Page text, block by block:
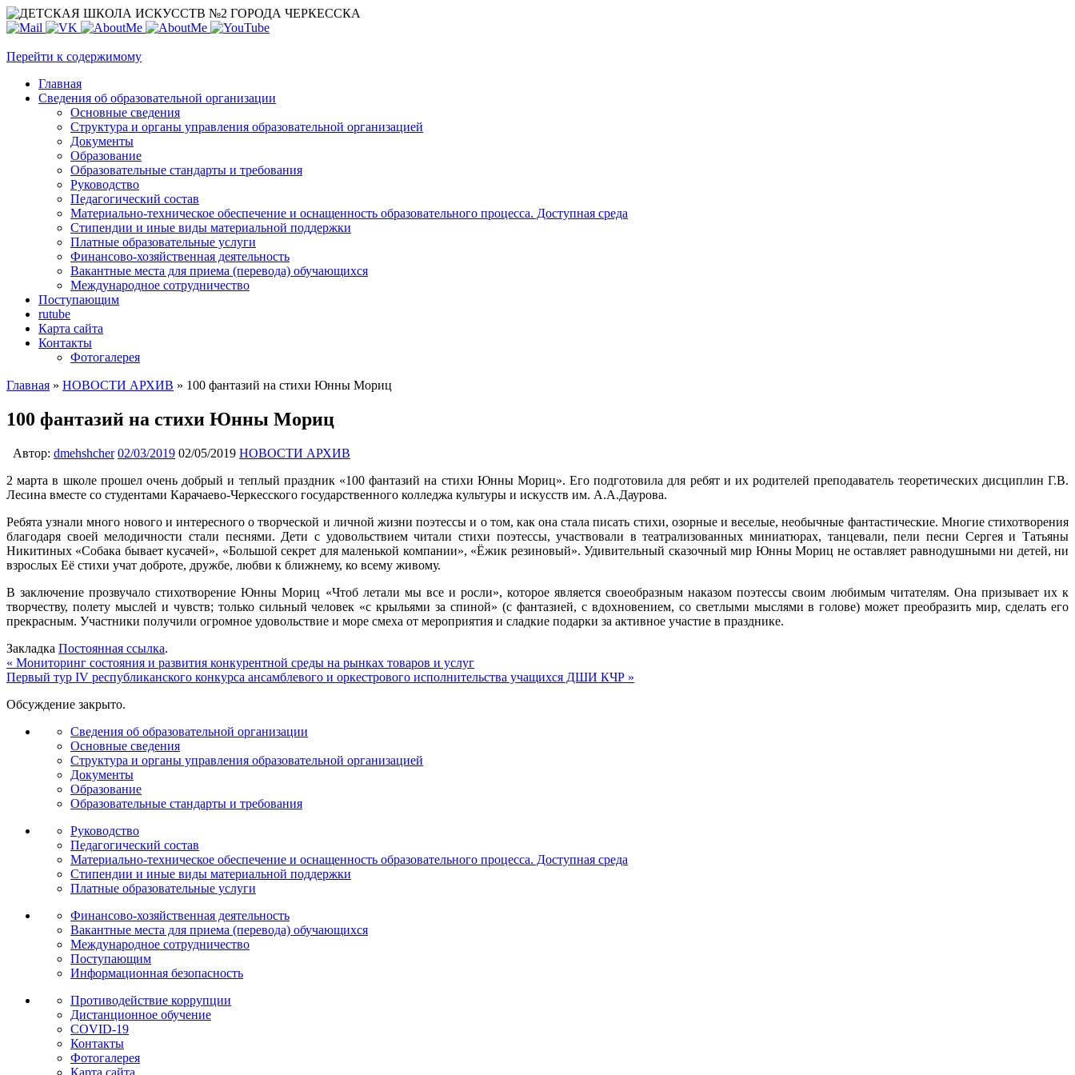
Перейти к содержимому
Главная
Сведения об образовательной организации
Основные сведения
Структура и органы управления образовательной организацией
Документы
Образование
Образовательные стандарты и требования
Руководство
Педагогический состав
Материально-техническое обеспечение и оснащенность образовательного процесса. Доступная среда
Стипендии и иные виды материальной поддержки
Платные образовательные услуги
Финансово-хозяйственная деятельность
Вакантные места для приема (перевода) обучающихся
Международное сотрудничество
Поступающим
rutube
Карта сайта
Контакты
Фотогалерея
Главная » НОВОСТИ АРХИВ » 100 фантазий на стихи Юнны Мориц
100 фантазий на стихи Юнны Мориц
Автор: dmehshcher 02/03/2019 02/05/2019 НОВОСТИ АРХИВ
2 марта в школе прошел очень добрый и теплый праздник «100 фантазий на стихи Юнны Мориц». Его подготовила для ребят и их родителей преподаватель теоретических дисциплин Г.В.
Лесина вместе со студентами Карачаево-Черкесского государственного колледжа культуры и искусств им. А.А.Даурова.
Ребята узнали много нового и интересного о творческой и личной жизни поэтессы и о том, как она стала писать стихи, озорные и веселые, необычные фантастические. Многие стихотворения
благодаря своей мелодичности стали песнями. Дети с удовольствием читали стихи поэтессы, участвовали в театрализованных миниатюрах, танцевали, пели песни Сергея и Татьяны
Никитиных «Собака бывает кусачей», «Большой секрет для маленькой компании», «Ёжик резиновый». Удивительный сказочный мир Юнны Мориц не оставляет равнодушными ни детей, ни
взрослых Её стихи учат доброте, дружбе, любви к ближнему, ко всему живому.
В заключение прозвучало стихотворение Юнны Мориц «Чтоб летали мы все и росли», которое является своеобразным наказом поэтессы своим любимым читателям. Она призывает их к
творчеству, полету мыслей и чувств; только сильный человек «с крыльями за спиной» (с фантазией, с вдохновением, со светлыми мыслями в голове) может преобразить мир, сделать его
прекрасным. Участники получили огромное удовольствие и море смеха от мероприятия и сладкие подарки за активное участие в празднике.
Закладка Постоянная ссылка.
« Мониторинг состояния и развития конкурентной среды на рынках товаров и услуг
Первый тур IV республиканского конкурса ансамблевого и оркестрового исполнительства учащихся ДШИ КЧР »
Обсуждение закрыто.
Сведения об образовательной организации
Основные сведения
Структура и органы управления образовательной организацией
Документы
Образование
Образовательные стандарты и требования
Руководство
Педагогический состав
Материально-техническое обеспечение и оснащенность образовательного процесса. Доступная среда
Стипендии и иные виды материальной поддержки
Платные образовательные услуги
Финансово-хозяйственная деятельность
Вакантные места для приема (перевода) обучающихся
Международное сотрудничество
Поступающим
Информационная безопасность
Противодействие коррупции
Дистанционное обучение
COVID-19
Контакты
Фотогалерея
Карта сайта